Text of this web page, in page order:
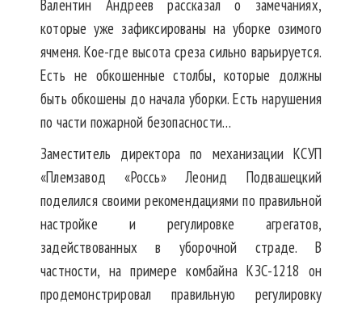
Валентин Андреев рассказал о замечаниях,
которые уже зафиксированы на уборке озимого
ячменя. Кое-где высота среза сильно варьируется.
Есть не обкошенные столбы, которые должны
быть обкошены до начала уборки. Есть нарушения
по части пожарной безопасности…
Заместитель директора по механизации КСУП
«Племзавод «Россь» Леонид Подвашецкий
поделился своими рекомендациями по правильной
настройке и регулировке агрегатов,
задействованных в уборочной страде. В
частности, на примере комбайна КЗС-1218 он
продемонстрировал правильную регулировку